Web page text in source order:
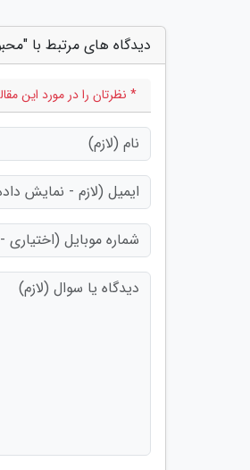
دیدگاه های مرتبط با
* نظرتان را در مورد این